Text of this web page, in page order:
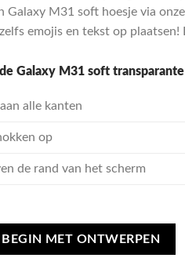
Galaxy M31 soft hoesje via
emojis en tekst op
Galaxy M31 soft transparante
alle kanten
op
de rand van het scherm
Galaxy M31 hoesje - soft
BEGIN MET ONTWERPEN